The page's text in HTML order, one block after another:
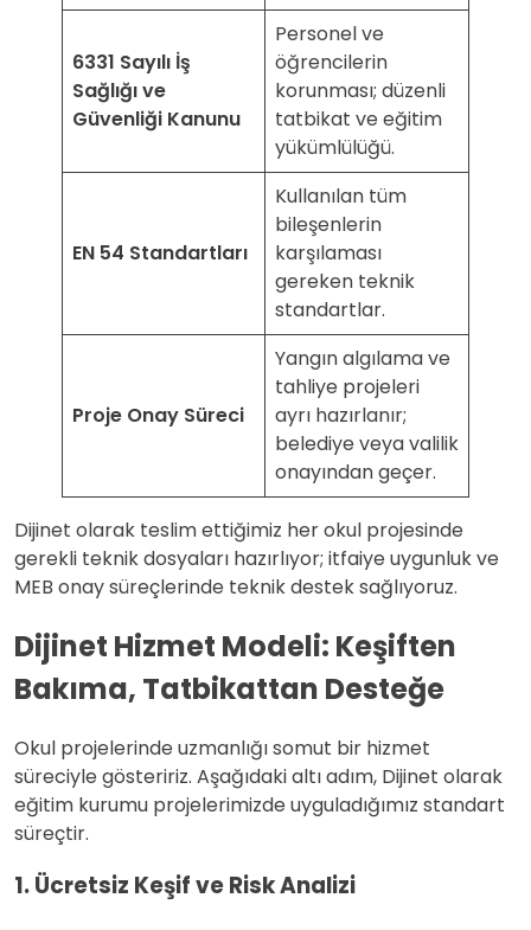
6331 Sayılı İş
Sağlığı ve
Güvenliği Kanunu
Personel ve
öğrencilerin
korunması; düzenli
tatbikat ve eğitim
yükümlülüğü.
EN 54 Standartları
Kullanılan tüm
bileşenlerin
karşılaması
gereken teknik
standartlar.
Proje Onay Süreci
Yangın algılama ve
tahliye projeleri
ayrı hazırlanır;
belediye veya valilik
onayından geçer.
Dijinet olarak teslim ettiğimiz her okul projesinde
gerekli teknik dosyaları hazırlıyor; itfaiye uygunluk ve
MEB onay süreçlerinde teknik destek sağlıyoruz.
Dijinet Hizmet Modeli: Keşiften
Bakıma, Tatbikattan Desteğe
Okul projelerinde uzmanlığı somut bir hizmet
süreciyle gösteririz. Aşağıdaki altı adım, Dijinet olarak
eğitim kurumu projelerimizde uyguladığımız standart
süreçtir.
1. Ücretsiz Keşif ve Risk Analizi